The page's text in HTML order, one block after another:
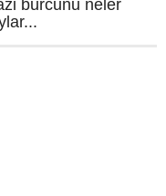
burcunu neler